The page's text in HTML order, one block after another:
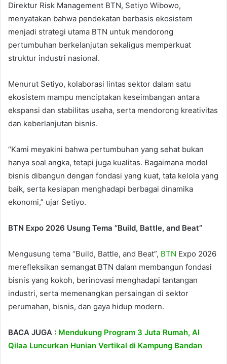
Direktur Risk Management BTN, Setiyo Wibowo,
menyatakan bahwa pendekatan berbasis ekosistem
menjadi strategi utama BTN untuk mendorong
pertumbuhan berkelanjutan sekaligus memperkuat
struktur industri nasional.
Menurut Setiyo, kolaborasi lintas sektor dalam satu
ekosistem mampu menciptakan keseimbangan antara
ekspansi dan stabilitas usaha, serta mendorong kreativitas
dan keberlanjutan bisnis.
“Kami meyakini bahwa pertumbuhan yang sehat bukan
hanya soal angka, tetapi juga kualitas. Bagaimana model
bisnis dibangun dengan fondasi yang kuat, tata kelola yang
baik, serta kesiapan menghadapi berbagai dinamika
ekonomi,” ujar Setiyo.
BTN Expo 2026 Usung Tema “Build, Battle, and Beat”
Mengusung tema “Build, Battle, and Beat”, BTN Expo 2026
merefleksikan semangat BTN dalam membangun fondasi
bisnis yang kokoh, berinovasi menghadapi tantangan
industri, serta memenangkan persaingan di sektor
perumahan, bisnis, dan gaya hidup modern.
BACA JUGA : Mendukung Program 3 Juta Rumah, Al
Qilaa Luncurkan Hunian Vertikal di Kampung Bandan